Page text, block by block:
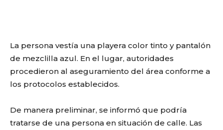
La persona vestía una playera color tinto y pantalón
de mezclilla azul. En el lugar, autoridades
procedieron al aseguramiento del área conforme a
los protocolos establecidos.
De manera preliminar, se informó que podría
tratarse de una persona en situación de calle. Las